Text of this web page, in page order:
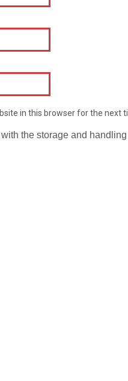
in this browser for the next
the storage and